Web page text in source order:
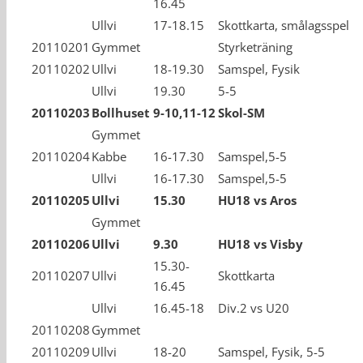
16.45
Ullvi
17-18.15 Skottkarta, smålagsspel
20110201 Gymmet Styrketräning
20110202 Ullvi 18-19.30 Samspel, Fysik
Ullvi
19.30 5-5
20110203 Bollhuset 9-10,11-12 Skol-SM
Gymmet
20110204Kabbe 16-17.30 Samspel,5-5
Ullvi
16-17.30 Samspel,5-5
20110205 Ullvi 15.30 HU18 vs Aros
Gymmet
20110206 Ullvi 9.30 HU18 vs Visby
20110207 Ullvi
15.30-
16.45
Skottkarta
Ullvi
16.45-18 Div.2 vs U20
20110208 Gymmet
20110209 Ullvi 18-20 Samspel, Fysik, 5-5